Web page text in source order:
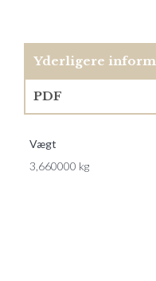
Yderligere
PDF
Vægt
3,660000 kg